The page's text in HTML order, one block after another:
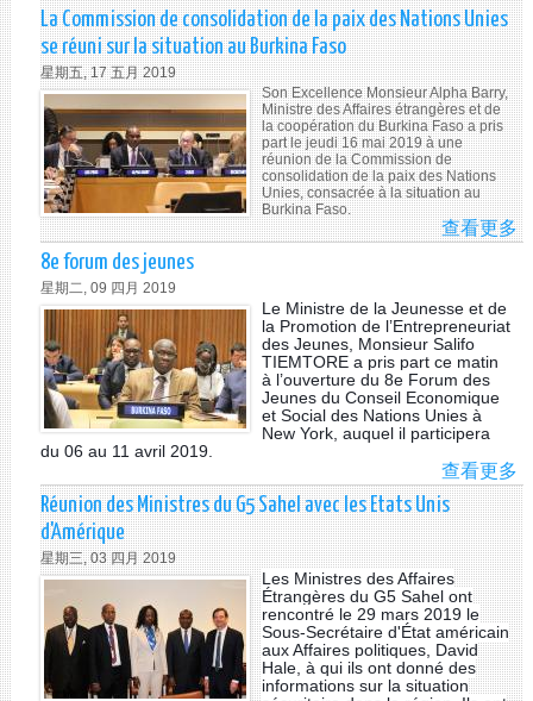
DE
DE
LA
ET
LE
La Commission de consolidation de la paix des Nations Unies
se réuni sur la situation au Burkina Faso
星期五, 17 五月 2019
Son Excellence Monsieur Alpha Barry,
Ministre des Affaires étrangères et de
la coopération du Burkina Faso a pris
part le jeudi 16 mai 2019 à une
réunion de la Commission de
consolidation de la paix des Nations
Unies, consacrée à la situation au
Burkina Faso.
查看更多
SE
LA
AU
8e forum des jeunes
星期二, 09 四月 2019
Le Ministre de la Jeunesse et de
la Promotion de l’Entrepreneuriat
des Jeunes, Monsieur Salifo
TIEMTORE a pris part ce matin
à l’ouverture du 8e Forum des
Jeunes du Conseil Economique
et Social des Nations Unies à
New York, auquel il participera
du 06 au 11 avril 2019.
查看更多
8E
Réunion des Ministres du G5 Sahel avec les Etats Unis
d'Amérique
星期三, 03 四月 2019
Les Ministres des Affaires
Étrangères du G5 Sahel ont
rencontré le 29 mars 2019 le
Sous-Secrétaire d'État américain
aux Affaires politiques, David
Hale, à qui ils ont donné des
informations sur la situation